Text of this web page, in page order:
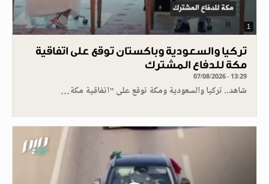
1
تركيا والسعودية وباكستان توقع على اتفاقية
مكة للدفاع المشترك
07/08/2026 - 13:29
شاهد.. تركيا والسعودية ومكة توقع على "اتفاقية مكة…